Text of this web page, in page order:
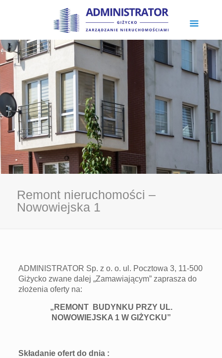
Remont nieruchomości –
Nowowiejska 1
ADMINISTRATOR Sp. z o. o. ul. Pocztowa 3, 11-500
Giżycko zwane dalej „Zamawiającym” zaprasza do
złożenia oferty na:
„REMONTBUDYNKU PRZY UL.
NOWOWIEJSKA 1 W GIŻYCKU”
Składanie ofert do dnia :